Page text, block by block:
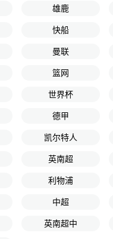
雄鹿
快船
曼联
篮网
世界杯
德甲
凯尔特人
英南超
利物浦
中超
英南超中